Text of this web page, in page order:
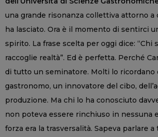
una grande risonanza collettiva attorno a
ha lasciato. Ora è il momento di sentirci
spirito. La frase scelta per oggi dice: “Chi
raccoglie realtà”. Ed è perfetta. Perché
di tutto un seminatore. Molti lo ricordano
gastronomo, un innovatore del cibo,
produzione. Ma chi lo ha conosciuto
non poteva essere rinchiuso in nessuna
forza era la trasversalità. Sapeva parlare a